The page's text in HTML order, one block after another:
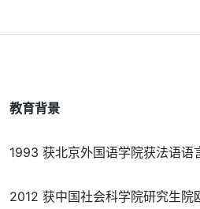
教育背景
1993 获北京外国语学院获法语语
2012 获中国社会科学院研究生院